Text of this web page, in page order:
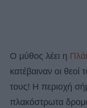
Ο μύθος λέει η
κατέβαιναν οι
τους! Η περιοχή
πλακόστρωτα